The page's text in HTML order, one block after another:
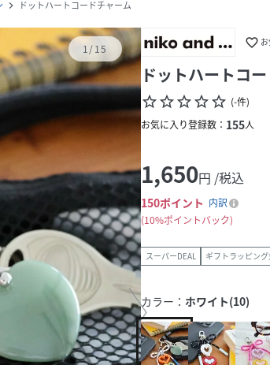
navigate_next ドットハートコードチャーム
1/15 favorite_border
ドットハートコ
star_borderstar_borderstar_borderstar_borderstar_border (-件)
お気に入り登録数： 155人
1,650円 /税込
150ポイント 内訳
10%ポイントバック
スーパーDEAL ギフトラッピング
カラー： ホワイト(10)